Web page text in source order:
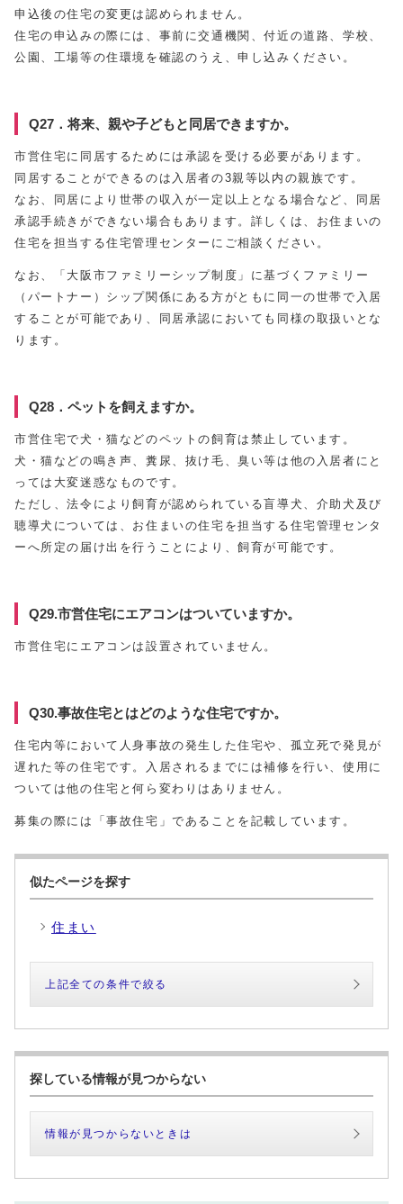
申込後の住宅の変更は認められません。
住宅の申込みの際には、事前に交通機関、付近の道路、学校、
公園、工場等の住環境を確認のうえ、申し込みください。
Q27．将来、親や子どもと同居できますか。
市営住宅に同居するためには承認を受ける必要があります。
同居することができるのは入居者の3親等以内の親族です。
なお、同居により世帯の収入が一定以上となる場合など、同居
承認手続きができない場合もあります。詳しくは、お住まいの
住宅を担当する住宅管理センターにご相談ください。
なお、「大阪市ファミリーシップ制度」に基づくファミリー
（パートナー）シップ関係にある方がともに同一の世帯で入居
することが可能であり、同居承認においても同様の取扱いとな
ります。
Q28．ペットを飼えますか。
市営住宅で犬・猫などのペットの飼育は禁止しています。
犬・猫などの鳴き声、糞尿、抜け毛、臭い等は他の入居者にと
っては大変迷惑なものです。
ただし、法令により飼育が認められている盲導犬、介助犬及び
聴導犬については、お住まいの住宅を担当する住宅管理センタ
ーへ所定の届け出を行うことにより、飼育が可能です。
Q29.市営住宅にエアコンはついていますか。
市営住宅にエアコンは設置されていません。
Q30.事故住宅とはどのような住宅ですか。
住宅内等において人身事故の発生した住宅や、孤立死で発見が
遅れた等の住宅です。入居されるまでには補修を行い、使用に
ついては他の住宅と何ら変わりはありません。
募集の際には「事故住宅」であることを記載しています。
似たページを探す
住まい
上記全ての条件で絞る
探している情報が見つからない
情報が見つからないときは